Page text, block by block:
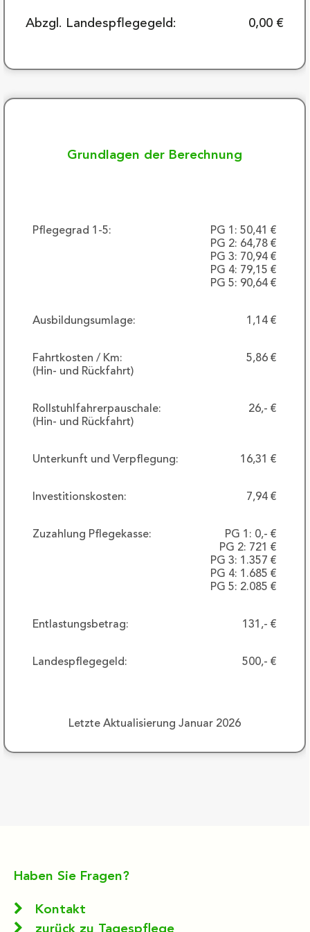
Abzgl. Landespflegegeld: 0,00 €
Grundlagen der Berechnung
Pflegegrad 1-5:
PG 1: 50,41 €
PG 2: 64,78 €
PG 3: 70,94 €
PG 4: 79,15 €
PG 5: 90,64 €
Ausbildungsumlage: 1,14 €
Fahrtkosten / Km:
(Hin- und Rückfahrt)
5,86 €
Rollstuhlfahrerpauschale:
(Hin- und Rückfahrt)
26,- €
Unterkunft und Verpflegung: 16,31 €
Investitionskosten: 7,94 €
Zuzahlung Pflegekasse:
PG 1: 0,- €
PG 2: 721 €
PG 3: 1.357 €
PG 4: 1.685 €
PG 5: 2.085 €
Entlastungsbetrag: 131,- €
Landespflegegeld: 500,- €
Letzte Aktualisierung Januar 2026
Haben Sie Fragen?
Kontakt